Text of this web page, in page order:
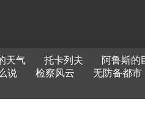
天气 托卡列夫 阿鲁斯的
说 检察风云 无防备都市